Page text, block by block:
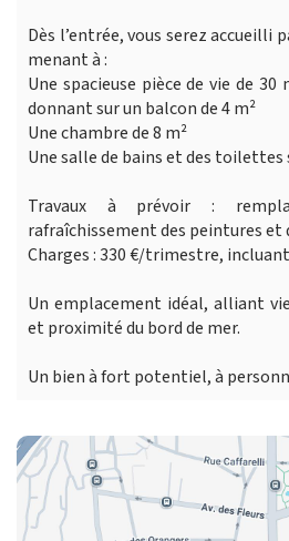
Dès l’entrée, vous serez accueilli
menant à :
Une spacieuse pièce de vie de 30
donnant sur un balcon de 4 m²
Une chambre de 8 m²
Une salle de bains et des toilettes
Travaux à prévoir :
rafraîchissement des peintures et
Charges : 330 €/trimestre,
Un emplacement idéal, alliant
et proximité du bord de mer.
Un bien à fort potentiel, à